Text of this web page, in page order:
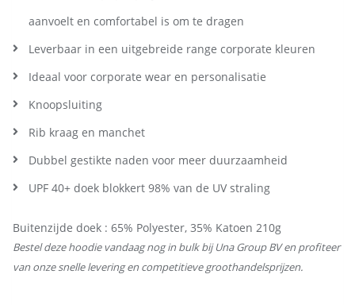
aanvoelt en comfortabel is om te dragen
Leverbaar in een uitgebreide range corporate kleuren
Ideaal voor corporate wear en personalisatie
Knoopsluiting
Rib kraag en manchet
Dubbel gestikte naden voor meer duurzaamheid
UPF 40+ doek blokkert 98% van de UV straling
Buitenzijde doek : 65% Polyester, 35% Katoen 210g
Bestel deze hoodie vandaag nog in bulk bij Una Group BV en profiteer
van onze snelle levering en competitieve groothandelsprijzen.